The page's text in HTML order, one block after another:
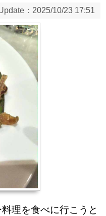
： 2025/10/23 17:51
理を食べに行こうと